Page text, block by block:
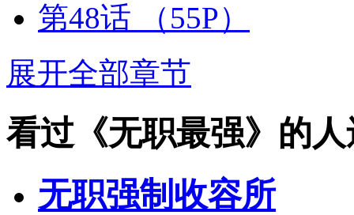
第48话
（55P）
展开全部章节
看过《无职最强》的
无职强制收容所